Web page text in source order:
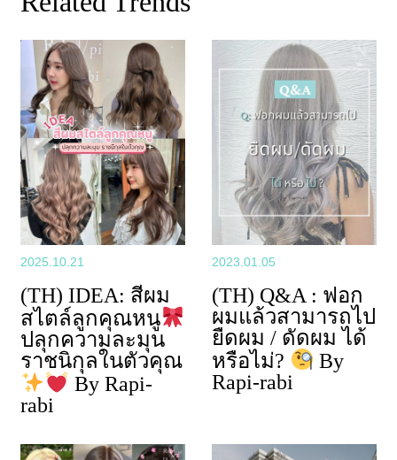
2025.10.21
(TH) IDEA: สีผม
สไตล์ลูกคุณหนู
ปลุกความละมุน
ราชนิกุลในตัวคุณ
By Rapi-
rabi
2023.01.05
(TH) Q&A : ฟอก
ผมแล้วสามารถไป
ยืดผม / ดัดผม ได้
หรือไม่?
By
Rapi-rabi